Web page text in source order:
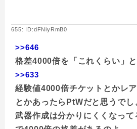
655: ID:dFNiyRmB0
>>646
格差4000倍を「これくらい」
>>633
経験値4000倍チケットとかレ
とかあったらPtWだと思うでし
武器作成は分かりにくくなっ